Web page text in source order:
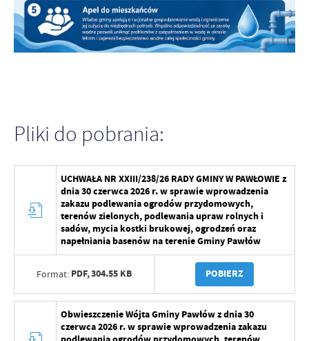
Pliki do pobrania:
UCHWAŁA NR XXIII/238/26 RADY GMINY W PAWŁOWIE z
dnia 30 czerwca 2026 r. w sprawie wprowadzenia
zakazu podlewania ogrodów przydomowych,
terenów zielonych, podlewania upraw rolnych i
sadów, mycia kostki brukowej, ogrodzeń oraz
napełniania basenów na terenie Gminy Pawłów
Format: PDF,304.55 KB POBIERZ
Obwieszczenie Wójta Gminy Pawłów z dnia 30
czerwca 2026 r. w sprawie wprowadzenia zakazu